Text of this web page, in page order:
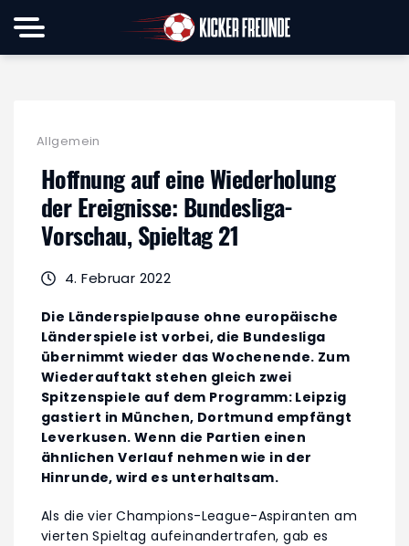
Allgemein
Hoffnung auf eine Wiederholung
der Ereignisse: Bundesliga-
Vorschau, Spieltag 21
4. Februar 2022
Die Länderspielpause ohne europäische
Länderspiele ist vorbei, die Bundesliga
übernimmt wieder das Wochenende. Zum
Wiederauftakt stehen gleich zwei
Spitzenspiele auf dem Programm: Leipzig
gastiert in München, Dortmund empfängt
Leverkusen. Wenn die Partien einen
ähnlichen Verlauf nehmen wie in der
Hinrunde, wird es unterhaltsam.
Als die vier Champions-League-Aspiranten am
vierten Spieltag aufeinandertrafen, gab es